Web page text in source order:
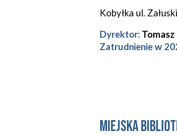
Kobyłka ul.
Dyrektor:
Zatrudnienie w
Miejska